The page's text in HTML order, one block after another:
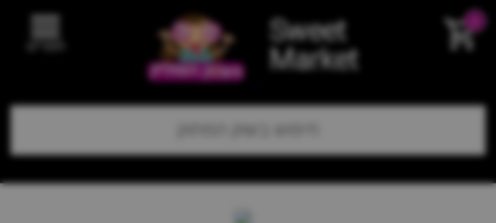
Sweet
Market תפריט